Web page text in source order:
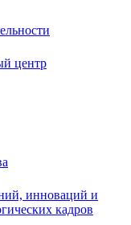
центр
инноваций и
кадров